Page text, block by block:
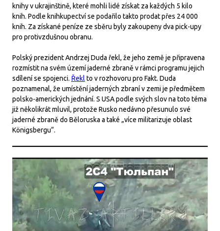
knihy v ukrajinštině, které mohli lidé získat za každých 5 kilo
knih. Podle knihkupectví se podařilo takto prodat přes 24 000
knih. Za získané peníze ze sběru byly zakoupeny dva pick-upy
pro protivzdušnou obranu.
Polský prezident Andrzej Duda řekl, že jeho země je připravena
rozmístit na svém území jaderné zbraně v rámci programu jejich
sdílení se spojenci. Řekl to v rozhovoru pro Fakt. Duda
poznamenal, že umístění jaderných zbraní v zemi je předmětem
polsko-amerických jednání. S USA podle svých slov na toto téma
již několikrát mluvil, protože Rusko nedávno přesunulo své
jaderné zbraně do Běloruska a také „více militarizuje oblast
Königsbergu“.